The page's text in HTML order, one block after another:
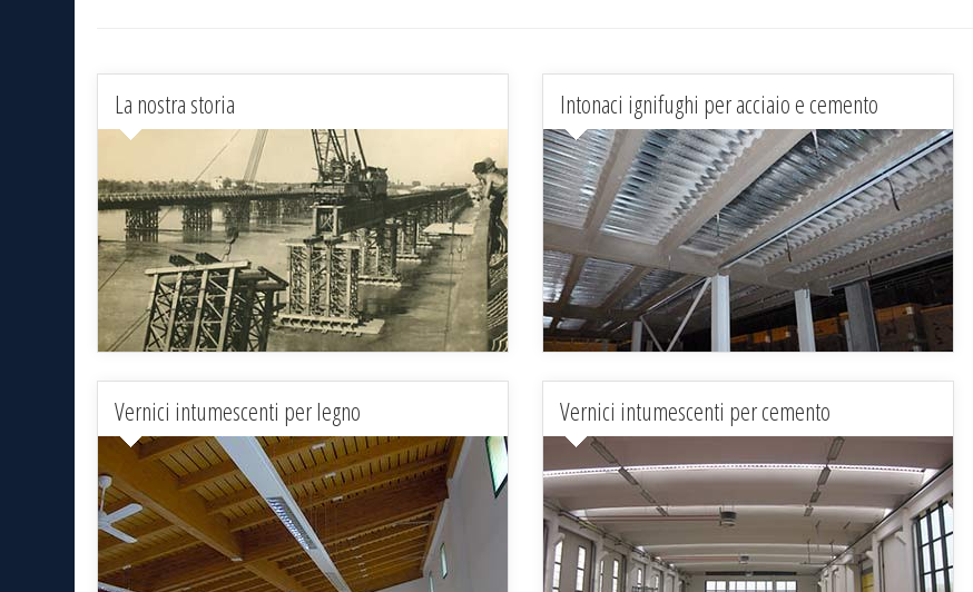
La nostra storia Intonaci ignifughi per acciaio e cemento
Vernici intumescenti per legno Vernici intumescenti per cemento